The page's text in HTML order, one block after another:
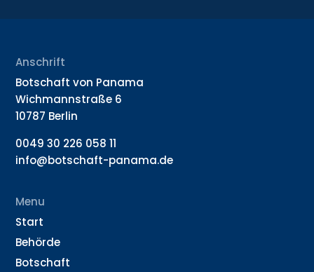
Anschrift
Botschaft von Panama
Wichmannstraße 6
10787 Berlin
0049 30 226 058 11
info@botschaft-panama.de
Menu
Start
Behörde
Botschaft